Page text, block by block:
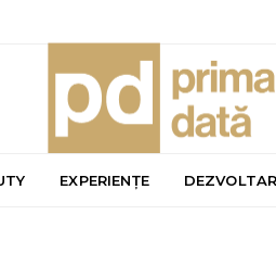
EXPERIENȚE